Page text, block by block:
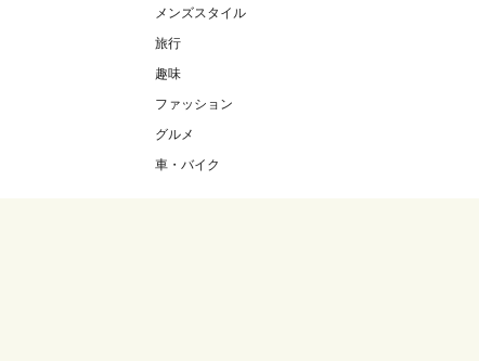
メンズスタイル
旅行
趣味
ファッション
グルメ
車・バイク